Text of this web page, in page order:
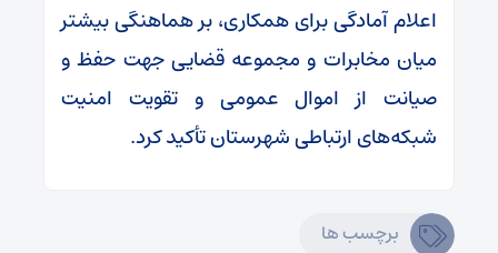
اعلام آمادگی برای همکاری، بر هماهنگی بیشتر
میان مخابرات و مجموعه قضایی جهت حفظ و
صیانت از اموال عمومی و تقویت امنیت
شبکه‌های ارتباطی شهرستان تأکید کرد.
برچسب ها